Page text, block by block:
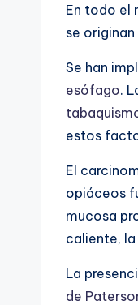
En todo el
se
Se han
esófago.
estos
El
opiáceos
mucosa
caliente,
La
de